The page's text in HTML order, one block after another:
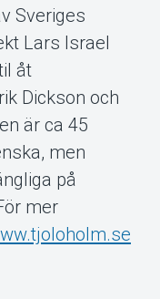
Sveriges
Lars Israel
åt
Dickson och
är ca 45
men
på
mer